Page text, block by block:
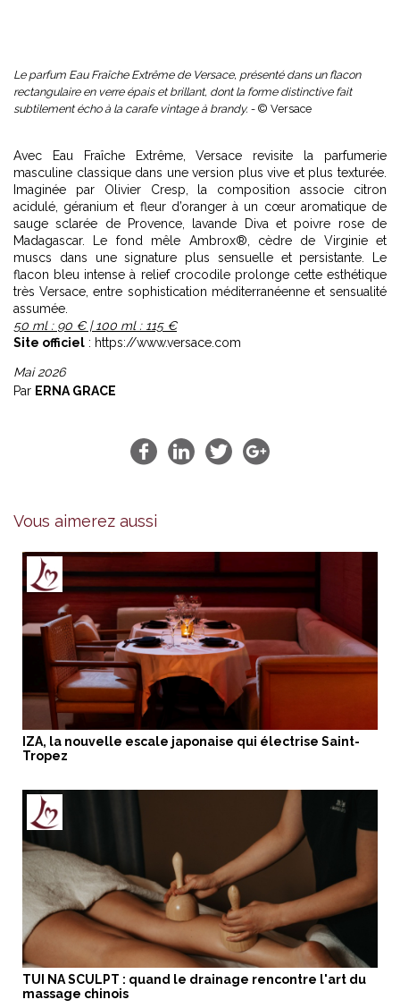
Le parfum Eau Fraîche Extrême de Versace, présenté dans un flacon
rectangulaire en verre épais et brillant, dont la forme distinctive fait
subtilement écho à la carafe vintage à brandy. - © Versace
Avec Eau Fraîche Extrême, Versace revisite la parfumerie
masculine classique dans une version plus vive et plus texturée.
Imaginée par Olivier Cresp, la composition associe citron
acidulé, géranium et fleur d’oranger à un cœur aromatique de
sauge sclarée de Provence, lavande Diva et poivre rose de
Madagascar. Le fond mêle Ambrox®, cèdre de Virginie et
muscs dans une signature plus sensuelle et persistante. Le
flacon bleu intense à relief crocodile prolonge cette esthétique
très Versace, entre sophistication méditerranéenne et sensualité
assumée.
50 ml : 90 € | 100 ml : 115 €
Site officiel : https://www.versace.com
Mai 2026
Par ERNA GRACE
Vous aimerez aussi
IZA, la nouvelle escale japonaise qui électrise Saint-
Tropez
TUI NA SCULPT : quand le drainage rencontre l'art du
massage chinois